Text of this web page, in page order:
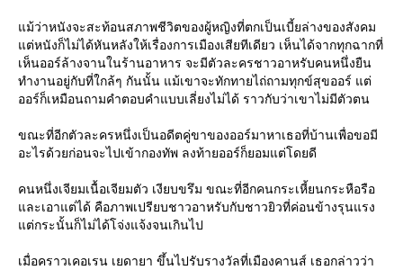
ม้ว่าหนังจะสะท้อนสภาพชีวิตของผู้หญิงที่ตกเป็นเบี้ยล่างของสังคม
ต่หนังก็ไม่ได้หันหลังให้เรื่องการเมืองเสียทีเดียว เห็นได้จากทุกฉากที่
เห็นออร์ล้างจานในร้านอาหาร จะมีตัวละครชาวอาหรับคนหนึ่งยืน
ทำงานอยู่กับที่ใกล้ๆ กันนั้น แม้เขาจะทักทายไถ่ถามทุกข์สุขออร์ แต่
ออร์ก็เหมือนถามคำตอบคำแบบเลี่ยงไม่ได้ ราวกับว่าเขาไม่มีตัวตน
ขณะที่อีกตัวละครหนึ่งเป็นอดีตคู่ขาของออร์มาหาเธอที่บ้านเพื่อขอมี
อะไรด้วยก่อนจะไปเข้ากองทัพ ลงท้ายออร์ก็ยอมแต่โดยดี
คนหนึ่งเจียมเนื้อเจียมตัว เงียบขรึม ขณะที่อีกคนกระเหี้ยนกระหือรือ
ละเอาแต่ได้ คือภาพเปรียบชาวอาหรับกับชาวยิวที่ค่อนข้างรุนแรง
ต่กระนั้นก็ไม่ได้โจ่งแจ้งจนเกินไป
เมื่อคราวเคอเรน เยดายา ขึ้นไปรับรางวัลที่เมืองคานส์ เธอกล่าวว่า